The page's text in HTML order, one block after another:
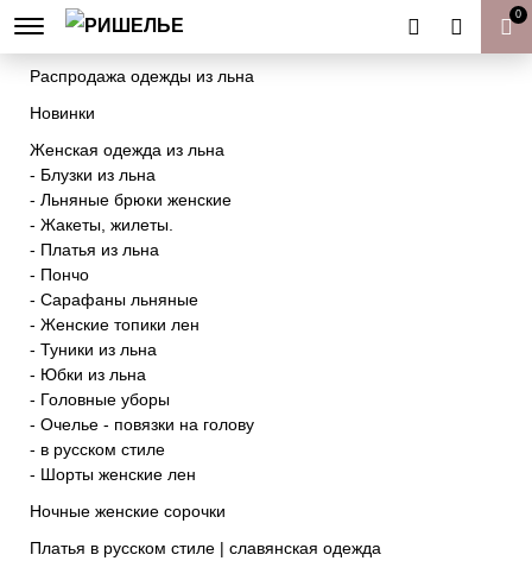
0
Товары к Пасхе | Пасхальный декор
Распродажа одежды из льна
Новинки
Женская одежда из льна
- Блузки из льна
- Льняные брюки женские
- Жакеты, жилеты.
- Платья из льна
- Пончо
- Сарафаны льняные
- Женские топики лен
- Туники из льна
- Юбки из льна
- Головные уборы
- Очелье - повязки на голову
- в русском стиле
- Шорты женские лен
Ночные женские сорочки
Платья в русском стиле | славянская одежда